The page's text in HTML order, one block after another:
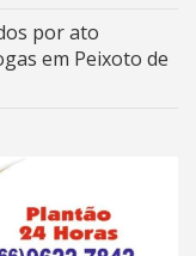
por ato
em Peixoto de